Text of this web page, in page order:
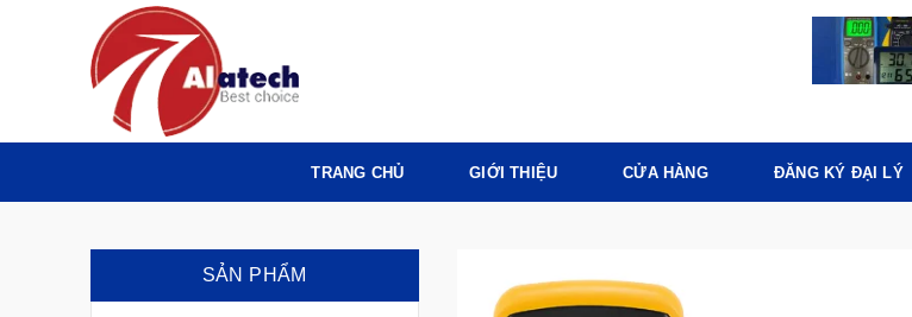
TRANG CHỦ GIỚI THIỆU CỬA HÀNG ĐĂNG KÝ ĐẠI LÝ
SẢN PHẨM